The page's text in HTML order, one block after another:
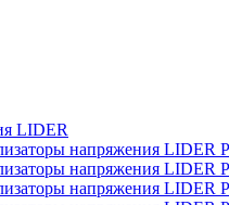
LIDER
напряжения LIDER
напряжения LIDER
напряжения LIDER